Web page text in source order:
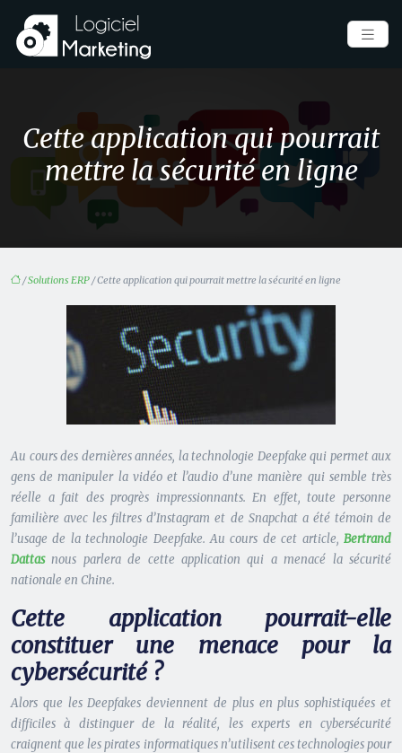
Cette application qui pourrait
mettre la sécurité en ligne
/Solutions ERP/ Cette application qui pourrait mettre la sécurité en ligne
Au cours des dernières années, la technologie Deepfake qui permet aux
gens de manipuler la vidéo et l’audio d’une manière qui semble très
réelle a fait des progrès impressionnants. En effet, toute personne
familière avec les filtres d’Instagram et de Snapchat a été témoin de
l’usage de la technologie Deepfake. Au cours de cet article, Bertrand
Dattasnous parlera de cette application qui a menacé la sécurité
nationale en Chine.
Cette application pourrait-elle
constituer une menace pour la
cybersécurité ?
Alors que les Deepfakes deviennent de plus en plus sophistiquées et
difficiles à distinguer de la réalité, les experts en cybersécurité
craignent que les pirates informatiques n’utilisent ces technologies pour